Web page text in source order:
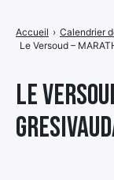
Le
Accueil ›
Le Versoud –